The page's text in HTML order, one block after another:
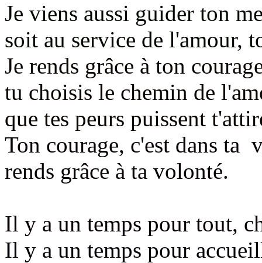
Je viens aussi guider ton
soit au service de l'amour,
Je rends grâce à ton
tu choisis le chemin de
que tes peurs puissent
Ton courage, c'est dans ta
rends grâce à ta volonté.
Il y a un temps pour tout,
Il y a un temps pour